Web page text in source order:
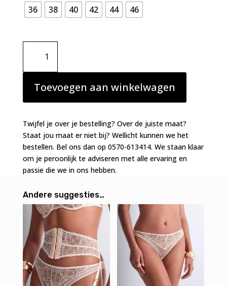
36 38 40 42 44 46
Aubade
Iconic
calypso
Shorty
ivoor
aantal
Toevoegen aan winkelwagen
Twijfel je over je bestelling? Over de juiste maat?
Staat jou maat er niet bij? Wellicht kunnen we het
bestellen. Bel ons dan op 0570-613414. We staan klaar
om je peroonlijk te adviseren met alle ervaring en
passie die we in ons hebben.
Andere suggesties…